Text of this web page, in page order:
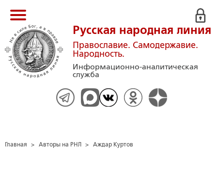
Русская народная линия
Православие. Самодержавие.
Народность.
Информационно-аналитическая
служба
Главная > Авторы на РНЛ > Аждар Куртов